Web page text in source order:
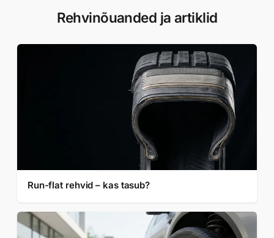
Rehvinõuanded ja artiklid
Run-flat rehvid – kas tasub?